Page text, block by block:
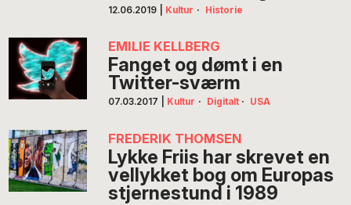
12.06.2019 Kultur · Historie
EMILIE KELLBERG
Fanget og dømt i en
Twitter-sværm
07.03.2017 Kultur · Digitalt · USA
FREDERIK THOMSEN
Lykke Friis har skrevet en
vellykket bog om Europas
stjernestund i 1989